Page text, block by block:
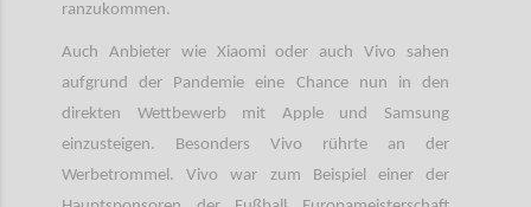
ranzukommen.
Auch Anbieter wie Xiaomi oder auch Vivo sahen
aufgrund der Pandemie eine Chance nun in den
direkten Wettbewerb mit Apple und Samsung
einzusteigen. Besonders Vivo rührte an der
Werbetrommel. Vivo war zum Beispiel einer der